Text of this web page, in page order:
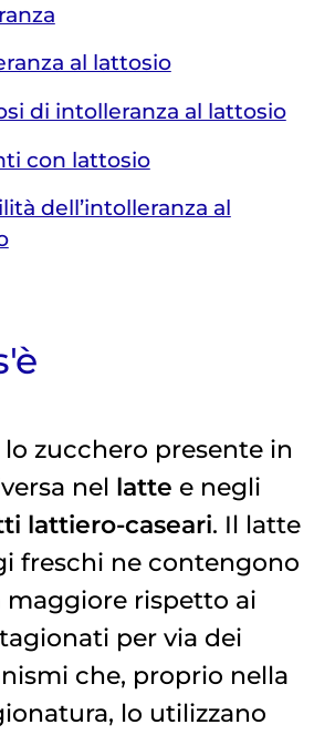
al lattosio
di intolleranza al lattosio
con lattosio
dell’intolleranza al
Variabilità dell’intolleranza al lattosio
zucchero presente in
nel latte e negli
lattiero-caseari. Il latte
freschi ne contengono
rispetto ai
per via dei
che, proprio nella
lo utilizzano